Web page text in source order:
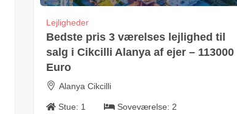
Lejligheder
Bedste pris 3 værelses lejlighed til
salg i Cikcilli Alanya af ejer – 113000
Euro
Alanya Cikcilli
Stue: 1 Soveværelse: 2